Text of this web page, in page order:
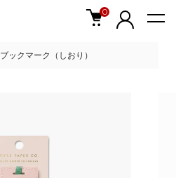
0
ブックマーク（しおり）